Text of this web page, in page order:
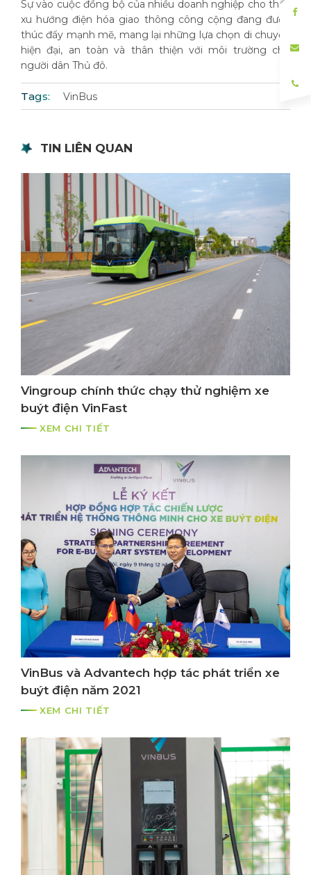
Sự vào cuộc đồng bộ của nhiều doanh nghiệp cho thấy
xu hướng điện hóa giao thông công cộng đang được
thúc đẩy mạnh mẽ, mang lại những lựa chọn di chuyển
hiện đại, an toàn và thân thiện với môi trường cho
người dân Thủ đô.
Tags: VinBus
TIN LIÊN QUAN
Vingroup chính thức chạy thử nghiệm xe
buýt điện VinFast
XEM CHI TIẾT
VinBus và Advantech hợp tác phát triển xe
buýt điện năm 2021
XEM CHI TIẾT